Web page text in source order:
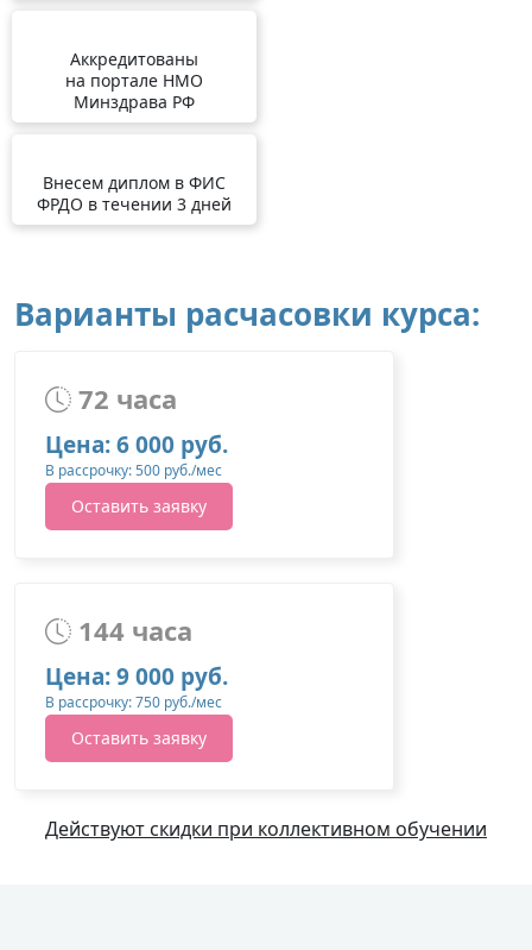
Аккредитованы
на портале НМО
Минздрава РФ
Внесем диплом в ФИС
ФРДО в течении 3 дней
Варианты расчасовки курса:
72 часа
Цена: 6 000 руб.
В рассрочку: 500 руб./мес
Оставить заявку
144 часа
Цена: 9 000 руб.
В рассрочку: 750 руб./мес
Оставить заявку
Действуют скидки при коллективном обучении